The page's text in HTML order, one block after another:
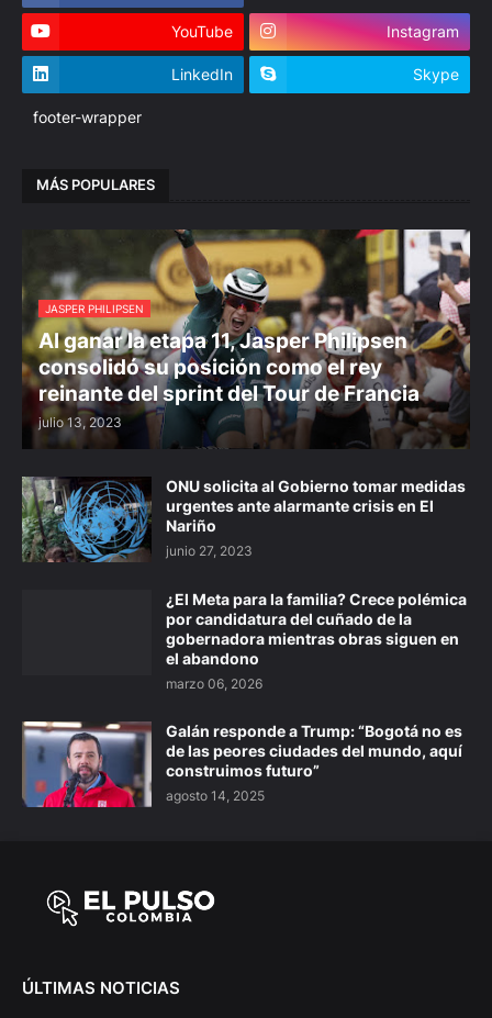
YouTube Instagram
LinkedIn Skype
footer-wrapper
MÁS POPULARES
JASPER PHILIPSEN
Al ganar la etapa 11, Jasper Philipsen
consolidó su posición como el rey
reinante del sprint del Tour de Francia
julio 13, 2023
ONU solicita al Gobierno tomar medidas
urgentes ante alarmante crisis en El
Nariño
junio 27, 2023
¿El Meta para la familia? Crece polémica
por candidatura del cuñado de la
gobernadora mientras obras siguen en
el abandono
marzo 06, 2026
Galán responde a Trump: “Bogotá no es
de las peores ciudades del mundo, aquí
construimos futuro”
agosto 14, 2025
ÚLTIMAS NOTICIAS